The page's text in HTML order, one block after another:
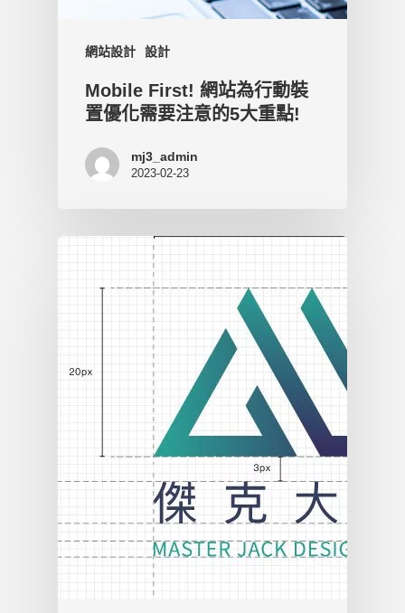
網站設計 設計
Mobile First! 網站為行動裝
置優化需要注意的5大重點!
mj3_admin
2023-02-23